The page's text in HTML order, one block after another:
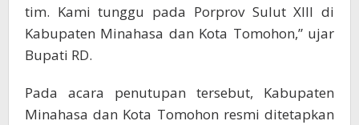
tim. Kami tunggu pada Porprov Sulut XIII di
Kabupaten Minahasa dan Kota Tomohon,” ujar
Bupati RD.
Pada acara penutupan tersebut, Kabupaten
Minahasa dan Kota Tomohon resmi ditetapkan